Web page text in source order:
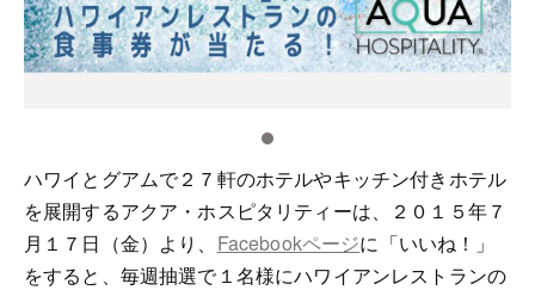
ハワイとグアムで２７軒のホテルやキッチン付きホテル
を展開するアクア・ホスピタリティーは、２０１５年７
月１７日（金）より、 Facebookページに「いいね！」
をすると、毎週抽選で１名様にハワイアンレストランの